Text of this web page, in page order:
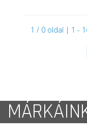
1 / 0 oldal | 1 -